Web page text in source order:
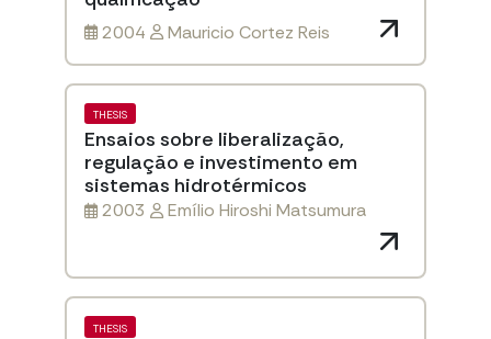
2004 Mauricio Cortez Reis
THESIS
Ensaios sobre liberalização,
regulação e investimento em
sistemas hidrotérmicos
2003 Emílio Hiroshi Matsumura
THESIS